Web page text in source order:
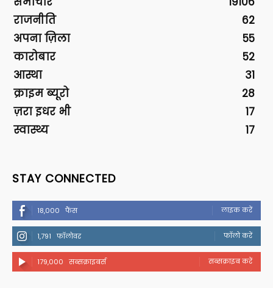
राजनीति
62
अपना ज़िला
55
कारोबार
52
आस्था
31
क्राइम ब्यूरो
28
ज़रा इधर भी
17
स्वास्थ्य
17
STAY CONNECTED
18,000 फैंस लाइक करें
1,791 फॉलोवर फॉलो करें
179,000 सब्सक्राइबर्स सब्सक्राइब करें